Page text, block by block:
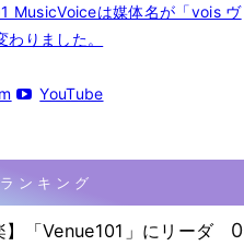
は媒体名が「vois ヴ
わりました。
YouTube
ンキング
】「Venue101」にリーダ
0